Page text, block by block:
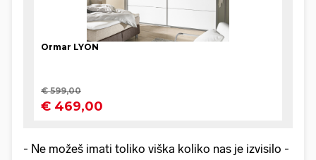
- Ne možeš imati toliko viška koliko nas je izvisilo -